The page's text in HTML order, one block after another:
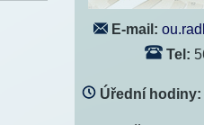
E-mail:
Tel:
Úřední hodiny: